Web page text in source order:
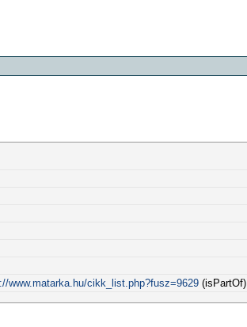
www.matarka.hu/cikk_list.php?fusz=9629(isPartOf)